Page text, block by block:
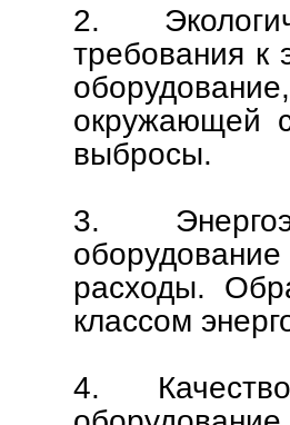
2.
требования к
окружающей
выбросы.
3.
расходы.
классом
4.